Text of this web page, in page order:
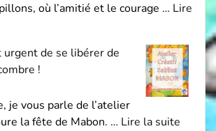
où l’amitié et le courage … Lire
de se libérer de
!
je vous parle de l’atelier
la fête de Mabon. … Lire la suite